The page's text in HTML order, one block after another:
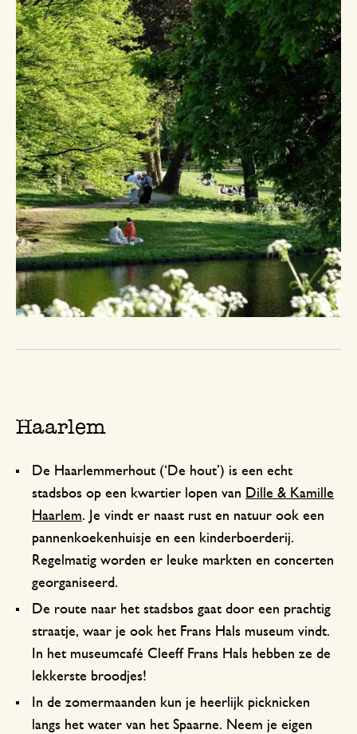
Haarlem
De Haarlemmerhout (‘De hout’) is een echt
stadsbos op een kwartier lopen van Dille & Kamille
Haarlem. Je vindt er naast rust en natuur ook een
pannenkoekenhuisje en een kinderboerderij.
Regelmatig worden er leuke markten en concerten
georganiseerd.
De route naar het stadsbos gaat door een prachtig
straatje, waar je ook het Frans Hals museum vindt.
In het museumcafé Cleeff Frans Hals hebben ze de
lekkerste broodjes!
In de zomermaanden kun je heerlijk picknicken
langs het water van het Spaarne. Neem je eigen